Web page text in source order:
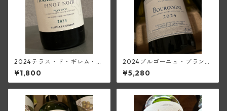
2024テラス・ド・ギレム・ピ
ノ・ノワール<ペイ・ドック>
(ムーラン・ド・ガサック)
¥1,800
2024ブルゴーニュ・ブラン
(フランソワーズ・ジャニアー
ル)
¥5,280